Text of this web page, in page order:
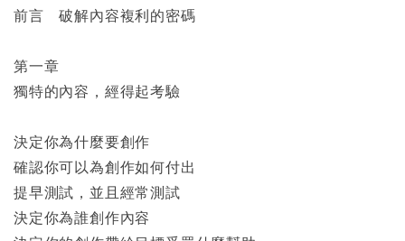
前言 破解內容複利的密碼
第一章
獨特的內容，經得起考驗
決定你為什麼要創作
確認你可以為創作如何付出
提早測試，並且經常測試
決定你為誰創作內容